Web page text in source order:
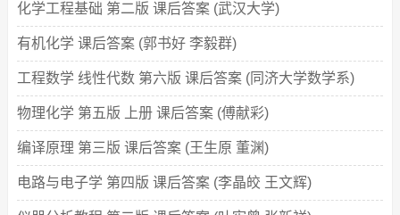
化学工程基础 第二版 课后答案 (武汉大学)
有机化学 课后答案 (郭书好 李毅群)
工程数学 线性代数 第六版 课后答案 (同济大学数学系)
物理化学 第五版 上册 课后答案 (傅献彩)
编译原理 第三版 课后答案 (王生原 董渊)
电路与电子学 第四版 课后答案 (李晶皎 王文辉)